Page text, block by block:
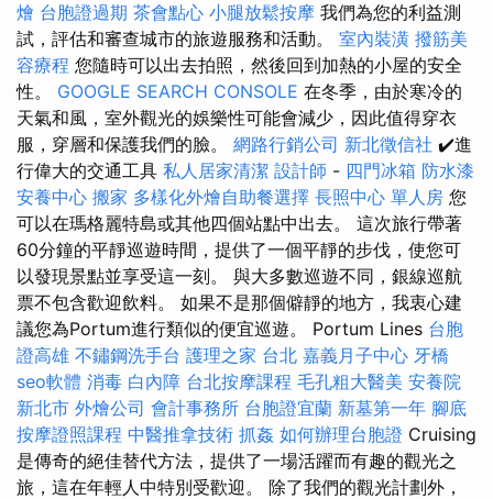
燴 台胞證過期 茶會點心 小腿放鬆按摩 我們為您的利益測
試，評估和審查城市的旅遊服務和活動。 室內裝潢 撥筋美
容療程 您隨時可以出去拍照，然後回到加熱的小屋的安全
性。 GOOGLE SEARCH CONSOLE 在冬季，由於寒冷的
天氣和風，室外觀光的娛樂性可能會減少，因此值得穿衣
服，穿層和保護我們的臉。 網路行銷公司 新北徵信社 ✔️進
行偉大的交通工具 私人居家清潔 設計師 - 四門冰箱 防水漆
安養中心 搬家 多樣化外燴自助餐選擇 長照中心 單人房 您
可以在瑪格麗特島或其他四個站點中出去。 這次旅行帶著
60分鐘的平靜巡遊時間，提供了一個平靜的步伐，使您可
以發現景點並享受這一刻。 與大多數巡遊不同，銀線巡航
票不包含歡迎飲料。 如果不是那個僻靜的地方，我衷心建
議您為Portum進行類似的便宜巡遊。 Portum Lines 台胞
證高雄 不鏽鋼洗手台 護理之家 台北 嘉義月子中心 牙橋
seo軟體 消毒 白內障 台北按摩課程 毛孔粗大醫美 安養院
新北市 外燴公司 會計事務所 台胞證宜蘭 新墓第一年 腳底
按摩證照課程 中醫推拿技術 抓姦 如何辦理台胞證 Cruising
是傳奇的絕佳替代方法，提供了一場活躍而有趣的觀光之
旅，這在年輕人中特別受歡迎。 除了我們的觀光計劃外，